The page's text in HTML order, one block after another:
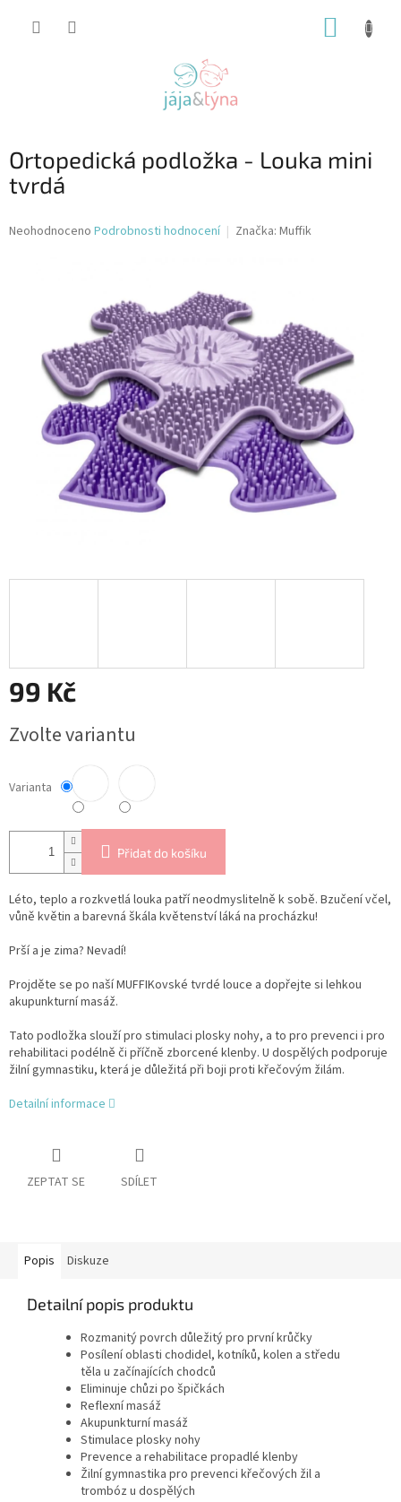
Ortopedická podložka - Louka mini
tvrdá
Průměrné
hvězdiček.
Neohodnoceno Podrobnosti hodnocení Značka: Muffik
99 Kč
cena:
Zvolte variantu
Varianta
Přidat do košíku
Léto, teplo a rozkvetlá louka patří neodmyslitelně k sobě. Bzučení včel,
vůně květin a barevná škála květenství láká na procházku!
Prší a je zima? Nevadí!
Projděte se po naší MUFFIKovské tvrdé louce a dopřejte si lehkou
akupunkturní masáž.
Tato podložka slouží pro stimulaci plosky nohy, a to pro prevenci i pro
rehabilitaci podélně či příčně zborcené klenby. U dospělých podporuje
žilní gymnastiku, která je důležitá při boji proti křečovým žilám.
Detailní informace
ZEPTAT SE SDÍLET
Popis Diskuze
Detailní popis produktu
Rozmanitý povrch důležitý pro první krůčky
Posílení oblasti chodidel, kotníků, kolen a středu
těla u začínajících chodců
Eliminuje chůzi po špičkách
Reflexní masáž
Akupunkturní masáž
Stimulace plosky nohy
Prevence a rehabilitace propadlé klenby
Žilní gymnastika pro prevenci křečových žil a
trombóz u dospělých